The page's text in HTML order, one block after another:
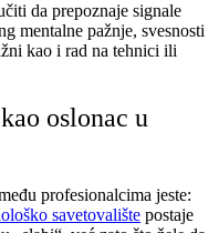
da prepoznaje signale
mentalne pažnje, svesnosti
kao i rad na tehnici ili
oslonac u
profesionalcima jeste:
savetovalište postaje